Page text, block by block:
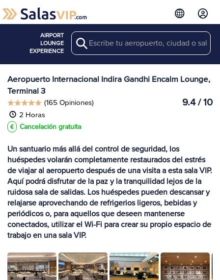
AIRPORT
LOUNGE
EXPERIENCE
Search Ver más
Salas en DEL
Aeropuerto Internacional Indira Gandhi Encalm Lounge,
Terminal 3
9.4 / 10
(165 Opiniones)
2 Horas
Cancelación gratuita
Un santuario más allá del control de seguridad, los
huéspedes volarán completamente restaurados del estrés
de viajar al aeropuerto después de una visita a esta sala VIP.
Aquí podrá disfrutar de la paz y la tranquilidad lejos de la
ruidosa sala de salidas. Los huéspedes pueden descansar y
relajarse aprovechando de refrigerios ligeros, bebidas y
periódicos o, para aquellos que deseen mantenerse
conectados, utilizar el Wi-Fi para crear su propio espacio de
trabajo en una sala VIP.